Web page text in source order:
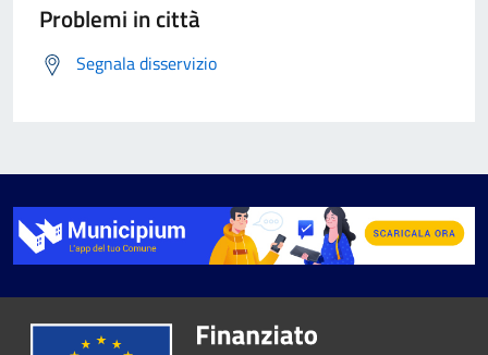
Problemi in città
Segnala disservizio